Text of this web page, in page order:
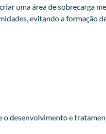
uma área de sobrecarga
evitando a formação
desenvolvimento e